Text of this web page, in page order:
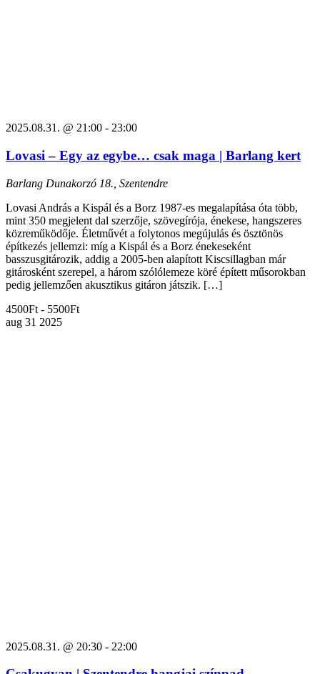
2025.08.31. @ 21:00 - 23:00
Lovasi – Egy az egybe… csak maga | Barlang kert
Barlang Dunakorzó 18., Szentendre
Lovasi András a Kispál és a Borz 1987-es megalapítása óta több,
mint 350 megjelent dal szerzője, szövegírója, énekese, hangszeres
közreműködője. Életművét a folytonos megújulás és ösztönös
építkezés jellemzi: míg a Kispál és a Borz énekeseként
basszusgitározik, addig a 2005-ben alapított Kiscsillagban már
gitárosként szerepel, a három szólólemeze köré épített műsorokban
pedig jellemzően akusztikus gitáron játszik. […]
4500Ft - 5500Ft
aug 31 2025
2025.08.31. @ 20:30 - 22:00